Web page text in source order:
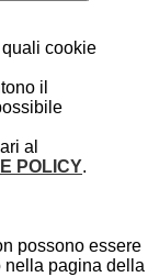
quali cookie
il
al
POLICY.
possono essere
pagina della